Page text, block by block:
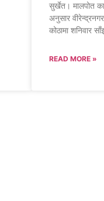
सुर्खेत। मालपोत
अनुसार
कोठामा शनिवार
READ MORE »